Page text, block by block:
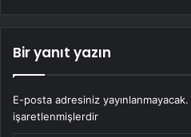
Bir yanıt yazın
E-posta adresiniz yayınlanmayacak.
işaretlenmişlerdir